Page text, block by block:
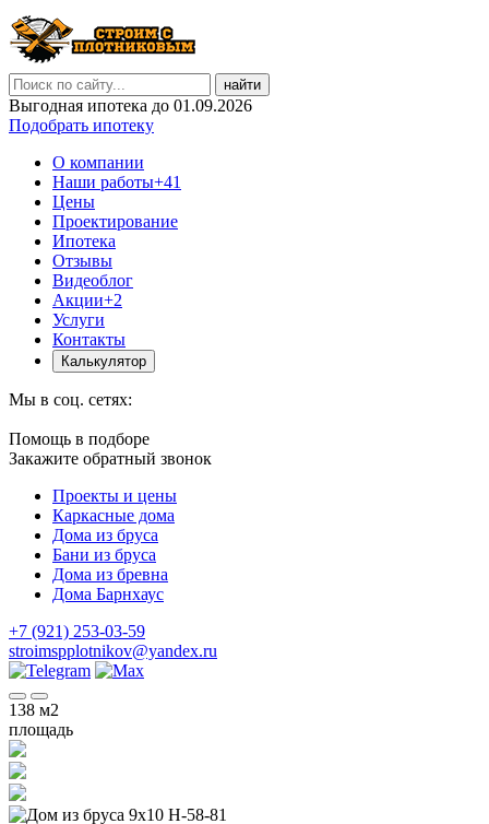
найти
Выгодная ипотека до 01.09.2026
Подобрать ипотеку
О компании
Наши работы+41
Цены
Проектирование
Ипотека
Отзывы
Видеоблог
Акции+2
Услуги
Контакты
Калькулятор
Мы в соц. сетях:
Помощь в подборе
Закажите обратный звонок
Проекты и цены
Каркасные дома
Дома из бруса
Бани из бруса
Дома из бревна
Дома Барнхаус
+7 (921) 253-03-59
stroimspplotnikov@yandex.ru
138 м2
площадь